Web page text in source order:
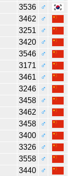
3536
♂
3462
♂
3251
♂
3420
♂
3546
♂
3171
♂
3461
♂
3246
♂
3458
♂
3462
♂
3458
♂
3400
♂
3326
♂
3558
♂
3440
♂